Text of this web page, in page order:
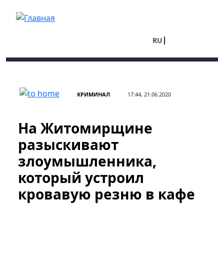
RU
КРИМИНАЛ 17:44, 21.06.2020
На Житомирщине
разыскивают
злоумышленника,
который устроил
кровавую резню в кафе